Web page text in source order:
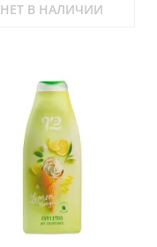
НЕТ В НАЛИЧИИ